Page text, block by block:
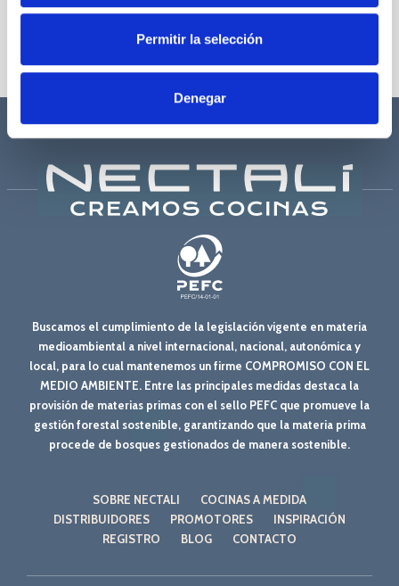
Permitir la selección
Denegar
Buscamos el cumplimiento de la legislación vigente en materia
medioambiental a nivel internacional, nacional, autonómica y
local, para lo cual mantenemos un firme COMPROMISO CON EL
MEDIO AMBIENTE. Entre las principales medidas destaca la
provisión de materias primas con el sello PEFC que promueve la
gestión forestal sostenible, garantizando que la materia prima
procede de bosques gestionados de manera sostenible.
SOBRE NECTALI
COCINAS A MEDIDA
DISTRIBUIDORES
PROMOTORES
INSPIRACIÓN
REGISTRO
BLOG CONTACTO